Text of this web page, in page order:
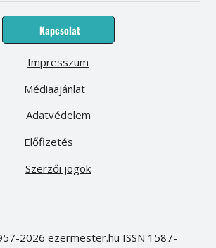
Kapcsolat
Médiaajánlat
Előfizetés
Impresszum
Adatvédelem
Szerzői jogok
2026 ezermester.hu ISSN 1587-